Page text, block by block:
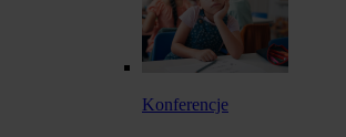
Konferencje